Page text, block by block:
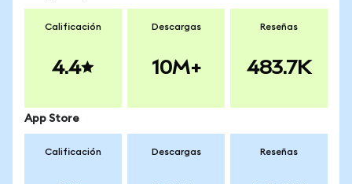
Calificación
4.4
Descargas
10M+
Reseñas
483.7K
App Store
Calificación Descargas Reseñas